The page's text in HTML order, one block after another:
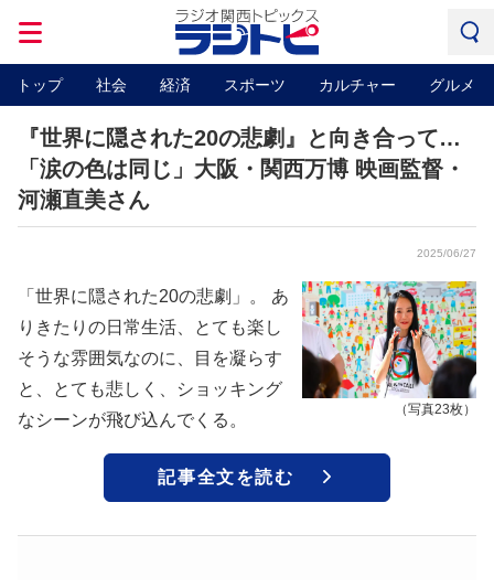
トップ 社会 経済 スポーツ カルチャー グルメ
『世界に隠された20の悲劇』と向き合って…
「涙の色は同じ」大阪・関西万博 映画監督・
河瀬直美さん
2025/06/27
（写真23枚）
「世界に隠された20の悲劇」。 あ
りきたりの日常生活、とても楽し
そうな雰囲気なのに、目を凝らす
と、とても悲しく、ショッキング
なシーンが飛び込んでくる。
記事全文を読む